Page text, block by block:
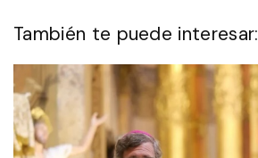
También te puede interesar: